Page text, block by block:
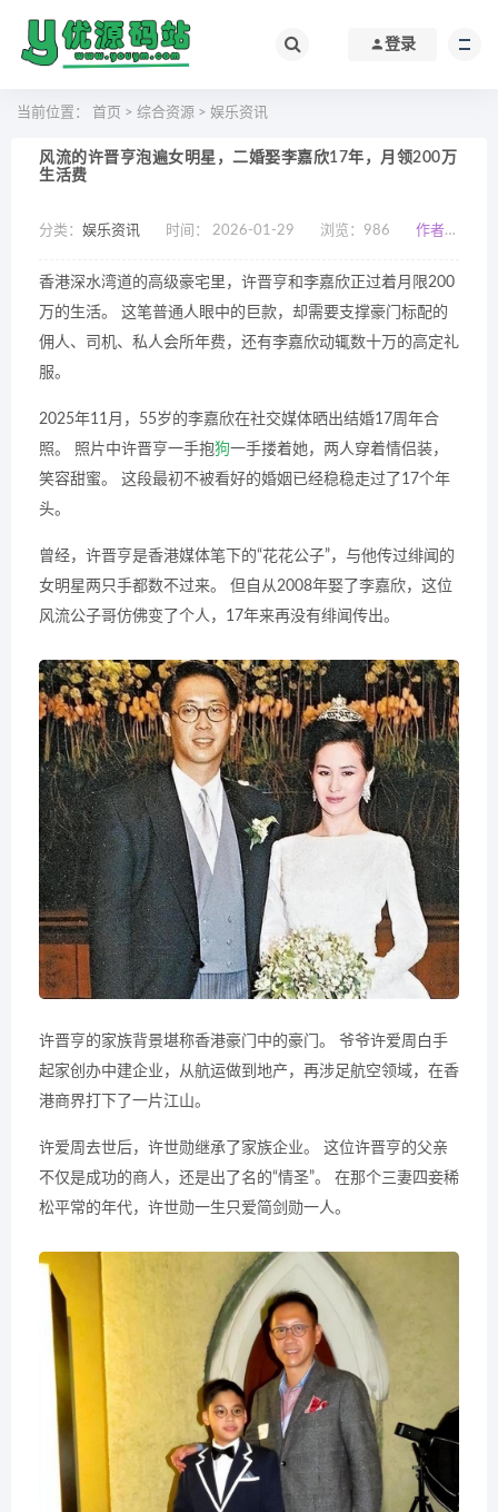
登录
当前位置： 首页 > 综合资源 > 娱乐资讯
风流的许晋亨泡遍女明星，二婚娶李嘉欣17年，月领200万
生活费
分类： 娱乐资讯 时间： 2026-01-29 浏览： 986 作者：小编
香港深水湾道的高级豪宅里，许晋亨和李嘉欣正过着月限200
万的生活。 这笔普通人眼中的巨款，却需要支撑豪门标配的
佣人、司机、私人会所年费，还有李嘉欣动辄数十万的高定礼
服。
2025年11月，55岁的李嘉欣在社交媒体晒出结婚17周年合
照。 照片中许晋亨一手抱狗一手搂着她，两人穿着情侣装，
笑容甜蜜。 这段最初不被看好的婚姻已经稳稳走过了17个年
头。
曾经，许晋亨是香港媒体笔下的“花花公子”，与他传过绯闻的
女明星两只手都数不过来。 但自从2008年娶了李嘉欣，这位
风流公子哥仿佛变了个人，17年来再没有绯闻传出。
许晋亨的家族背景堪称香港豪门中的豪门。 爷爷许爱周白手
起家创办中建企业，从航运做到地产，再涉足航空领域，在香
港商界打下了一片江山。
许爱周去世后，许世勋继承了家族企业。 这位许晋亨的父亲
不仅是成功的商人，还是出了名的“情圣”。 在那个三妻四妾稀
松平常的年代，许世勋一生只爱简剑勋一人。